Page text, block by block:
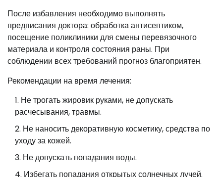
После избавления необходимо выполнять
предписания доктора: обработка антисептиком,
посещение поликлиники для смены перевязочного
материала и контроля состояния раны. При
соблюдении всех требований прогноз благоприятен.
Рекомендации на время лечения:
Не трогать жировик руками, не допускать
расчесывания, травмы.
Не наносить декоративную косметику, средства по
уходу за кожей.
Не допускать попадания воды.
Избегать попадания открытых солнечных лучей.